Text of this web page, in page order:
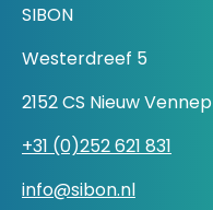
SIBON
Westerdreef 5
2152 CS Nieuw Vennep
+31 (0)252 621 831
info@sibon.nl